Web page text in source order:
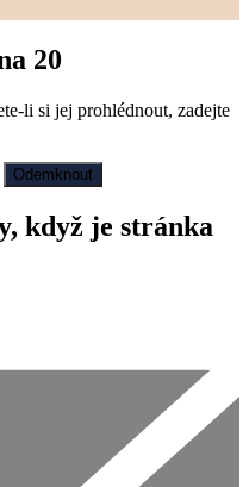
20
li si jej prohlédnout, zadejte
když je stránka